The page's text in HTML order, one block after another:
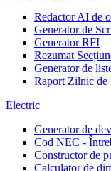
Redactor AI de
Generator de
Generator RFI
Rezumat
Generator de
Raport Zilnic de
Electric
Generator de
Cod NEC -
Constructor de
Calculator de